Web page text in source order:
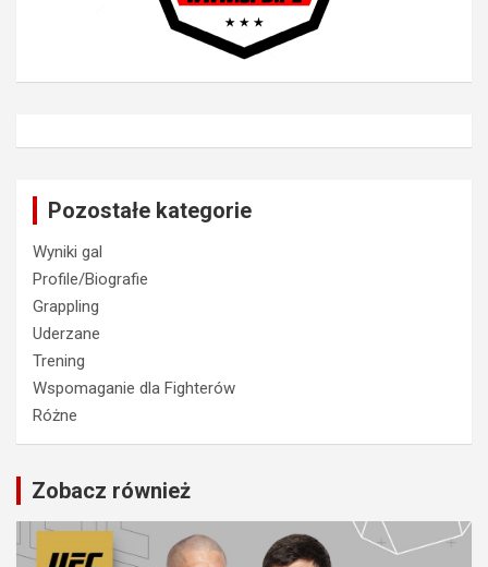
Pozostałe kategorie
Wyniki gal
Profile/Biografie
Grappling
Uderzane
Trening
Wspomaganie dla Fighterów
Różne
Zobacz również